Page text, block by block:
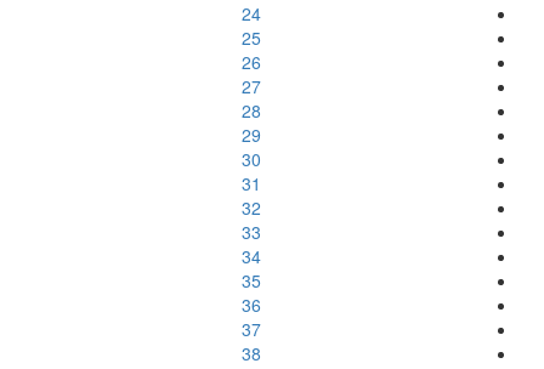
24
25
26
27
28
29
30
31
32
33
34
35
36
37
38